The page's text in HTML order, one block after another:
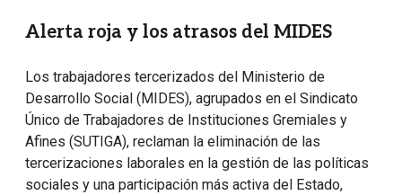
Alerta roja y los atrasos del MIDES
Los trabajadores tercerizados del Ministerio de
Desarrollo Social (MIDES), agrupados en el Sindicato
Único de Trabajadores de Instituciones Gremiales y
Afines (SUTIGA), reclaman la eliminación de las
tercerizaciones laborales en la gestión de las políticas
sociales y una participación más activa del Estado,